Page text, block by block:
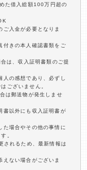
た借入総額100万円超の
ご入金が必要となりま
付きの本人確認書類をご
は、収入証明書類のご提
の感想であり、必ずし
ございません。
は郵送物が発生しませ
書以外にも収入証明書が
た場合やその他の事情に
。
されるため、最新情報は
ない場合がございま